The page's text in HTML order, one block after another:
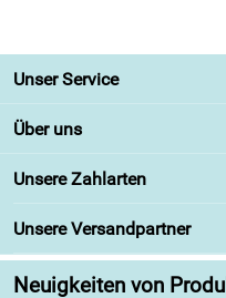
Unser Service
Kontakt
Retourenabwicklung
Lieferbedingungen
Über uns
Unsere Bestseller
Angebote
Kundenbewertungen (313)
Unsere Zahlarten
Unsere Versandpartner
Neuigkeiten von